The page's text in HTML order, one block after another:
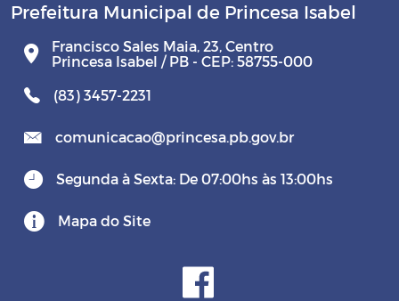
Prefeitura Municipal de Princesa Isabel
Francisco Sales Maia, 23, Centro
Princesa Isabel / PB - CEP: 58755-000
(83) 3457-2231
comunicacao@princesa.pb.gov.br
Segunda à Sexta: De 07:00hs às 13:00hs
Mapa do Site